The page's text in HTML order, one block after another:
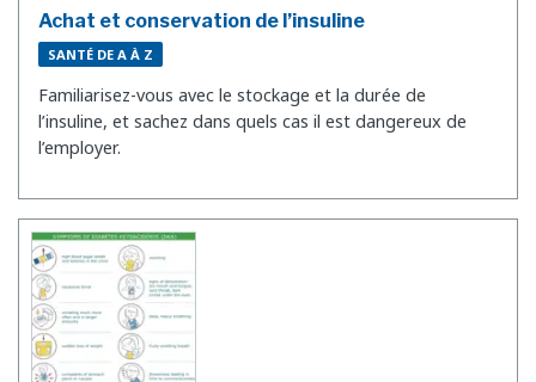
Achat et conservation de l’insuline
SANTÉ DE A À Z
Familiarisez-vous avec le stockage et la durée de
l’insuline, et sachez dans quels cas il est dangereux de
l’employer.